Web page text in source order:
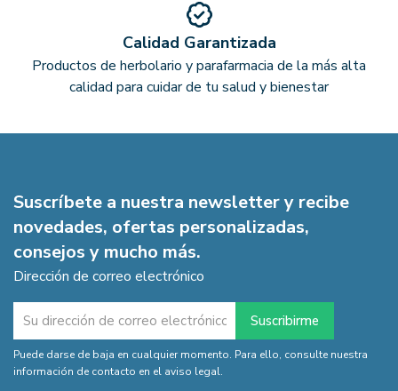
Calidad Garantizada
Productos de herbolario y parafarmacia de la más alta
calidad para cuidar de tu salud y bienestar
Suscríbete a nuestra newsletter y recibe
novedades, ofertas personalizadas,
consejos y mucho más.
Dirección de correo electrónico
Puede darse de baja en cualquier momento. Para ello, consulte nuestra
información de contacto en el aviso legal.